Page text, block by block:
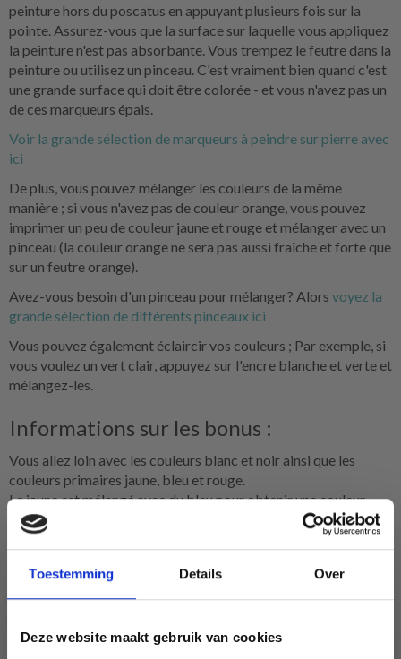
Toestemming Details Over
Deze website maakt gebruik van cookies
peinture hors du poscatus en appuyant plusieurs fois sur la
pointe. Assurez-vous que la surface sur laquelle vous appliquez
la peinture n'est pas absorbante. Vous trempez le feutre dans la
peinture ou utilisez un pinceau. C'est vraiment bien quand c'est
une grande surface qui doit être colorée - et vous n'avez pas un
de ces marqueurs épais.
Voir la grande sélection de marqueurs à peindre sur pierre avec
ici
De plus, vous pouvez mélanger les couleurs de la même
manière ; si vous n'avez pas de couleur orange, vous pouvez
imprimer un peu de couleur jaune et rouge et mélanger avec un
pinceau (la couleur orange ne sera pas aussi fraîche et forte que
sur un feutre orange).
Avez-vous besoin d'un pinceau pour mélanger? Alors voyez la
grande sélection de différents pinceaux ici
Vous pouvez également éclaircir vos couleurs ; Par exemple, si
vous voulez un vert clair, appuyez sur l'encre blanche et verte et
mélangez-les.
Informations sur les bonus :
Vous allez loin avec les couleurs blanc et noir ainsi que les
couleurs primaires jaune, bleu et rouge.
Le jaune est mélangé avec du bleu pour obtenir une couleur
verte
Le bleu est mélangé au rouge pour obtenir une couleur violette
orange
Matériaux